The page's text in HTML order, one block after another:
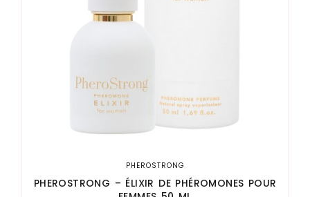
PHEROSTRONG
PHEROSTRONG – ÉLIXIR DE PHÉROMONES POUR